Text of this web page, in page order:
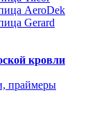
AeroDek
Gerard
кровли
праймеры